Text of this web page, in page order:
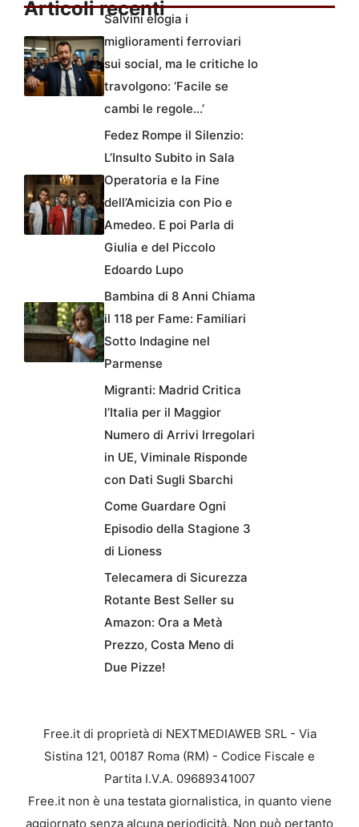
Articoli recenti
Salvini elogia i
miglioramenti ferroviari
sui social, ma le critiche lo
travolgono: ‘Facile se
cambi le regole…’
Fedez Rompe il Silenzio:
L’Insulto Subito in Sala
Operatoria e la Fine
dell’Amicizia con Pio e
Amedeo. E poi Parla di
Giulia e del Piccolo
Edoardo Lupo
Bambina di 8 Anni Chiama
il 118 per Fame: Familiari
Sotto Indagine nel
Parmense
Migranti: Madrid Critica
l’Italia per il Maggior
Numero di Arrivi Irregolari
in UE, Viminale Risponde
con Dati Sugli Sbarchi
Come Guardare Ogni
Episodio della Stagione 3
di Lioness
Telecamera di Sicurezza
Rotante Best Seller su
Amazon: Ora a Metà
Prezzo, Costa Meno di
Due Pizze!
Free.it di proprietà di NEXTMEDIAWEB SRL - Via
Sistina 121, 00187 Roma (RM) - Codice Fiscale e
Partita I.V.A. 09689341007
Free.it non è una testata giornalistica, in quanto viene
aggiornato senza alcuna periodicità. Non può pertanto